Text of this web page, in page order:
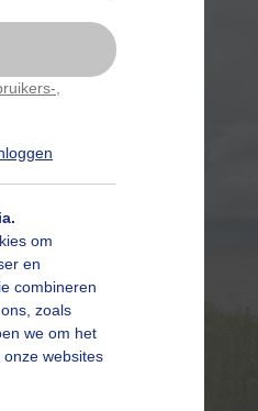
om
en
combineren
zoals
we om het
websites
deze pop-up